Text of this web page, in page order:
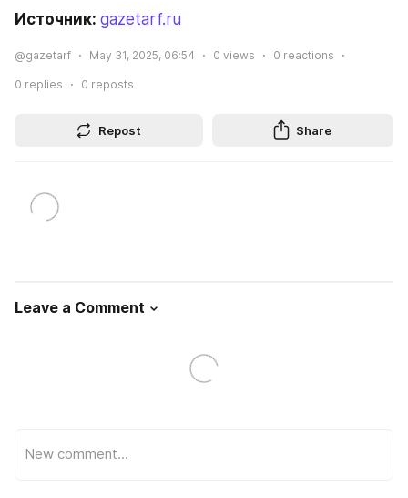
Источник: gazetarf.ru
@gazetarf May 31, 2025, 06:54 0 views 0 reactions
0 replies 0 reposts
Repost Share
Leave a Comment